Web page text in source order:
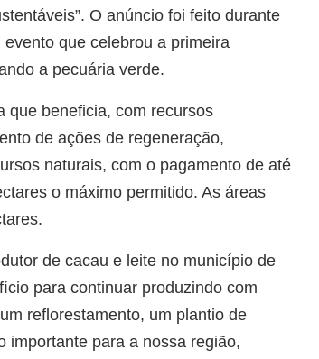
O anúncio foi feito durante
que celebrou a primeira
a pecuária verde.
que beneficia, com recursos
de ações de regeneração,
naturais, com o pagamento de até
o máximo permitido. As áreas
de cacau e leite no município de
para continuar produzindo com
reflorestamento, um plantio de
importante para a nossa região,